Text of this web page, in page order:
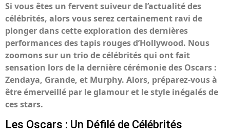
Si vous êtes un fervent suiveur de l’actualité des
célébrités, alors vous serez certainement ravi de
plonger dans cette exploration des dernières
performances des tapis rouges d’Hollywood. Nous
zoomons sur un trio de célébrités qui ont fait
sensation lors de la dernière cérémonie des Oscars :
Zendaya, Grande, et Murphy. Alors, préparez-vous à
être émerveillé par le glamour et le style inégalés de
ces stars.
Les Oscars : Un Défilé de Célébrités